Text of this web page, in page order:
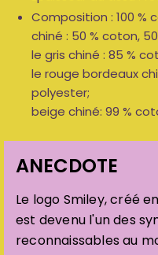
Composition : 100 %
chiné : 50 % coton,
le gris chiné : 85 %
le rouge bordeaux
polyester;
beige chiné: 99 %
ANECDOTE
Le logo Smiley, créé
est devenu l'un des
reconnaissables au